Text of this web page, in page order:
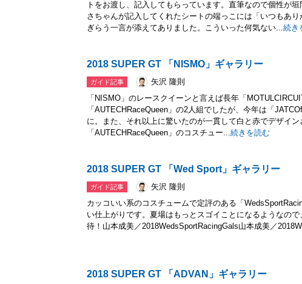
トをお渡し、記入してもらっています。直筆なので個性が
さちゃんが記入してくれたシートの端っこには「いつもあ
ぎらう一言が添えてありました。こういった何気ない...続き
2018 SUPER GT 「NISMO」ギャラリー
ガイド記事
矢沢 隆則
「NISMO」のレースクイーンと言えば長年「
「AUTECHRaceQueen」の2人組でしたが、今年は「
に。また、それ以上に驚いたのが一貫して白と赤でデザイン
「AUTECHRaceQueen」のコスチュー...続きを読む
2018 SUPER GT 「Wed Sport」ギャラリー
ガイド記事
矢沢 隆則
カッコいい系のコスチュームで定評のある「
い仕上がりです。夏場はもっとスゴイことになるようなの
待！山本成美／2018WedsSportRacingGals山本成美／
2018 SUPER GT 「ADVAN」ギャラリー